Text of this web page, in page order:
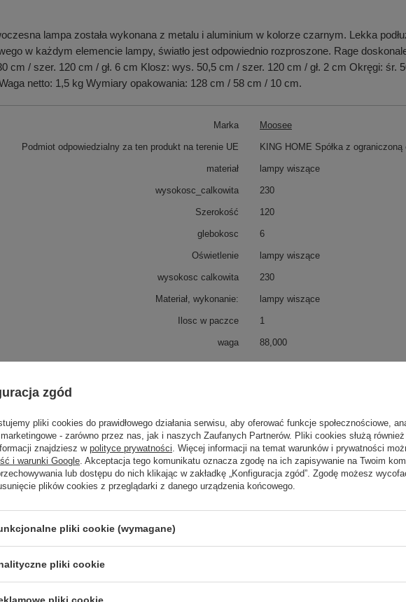
lampa została wykonana z metalu i aluminium w kolorze czarnym. Lekka
w każdym elemencie lampy, światło jest odpowiednio rozproszone. Rage
cm / szer. 120 cm / gł. 6 cm Klosz: wys. 50,5 cm / szer. 120 cm / gł. 2 cm Okręgi:
netto: 1,5 kg Wymiary opakowania: 128 cm / 58 cm / 10 cm.
Marka Moosee
Podmiot odpowiedzialny za ten produkt na terenie UE KING HOME Spółka z
materiał lampy wiszące
wysokosc_calkowita 230
Szerokość 120
glebokosc 6
Oświetlenie lampy wiszące
wysokosc calkowita 230
Materiał, wykonanie: lampy wiszące
Ilosc w paczce 1
waga 88,000
a my odpowiemy niezwłocznie, najciekawsze pytania i odpowiedzi publikując dla
innych.
Napisz swoją opinię
5/5
Treść twojej opinii
zgód
pliki cookies do prawidłowego działania serwisu, aby oferować funkcje społecznościowe,
marketingowe - zarówno przez nas, jak i naszych Zaufanych Partnerów. Pliki cookies służą
znajdziesz w polityce prywatności . Więcej informacji na temat warunków i prywatności
i warunki Google . Akceptacja tego komunikatu oznacza zgodę na ich zapisywanie na Twoim
lub dostępu do nich klikając w zakładkę „Konfiguracja zgód”. Zgodę możesz
plików cookies z przeglądarki z danego urządzenia końcowego.
pliki cookie (wymagane)
pliki cookie
pliki cookie